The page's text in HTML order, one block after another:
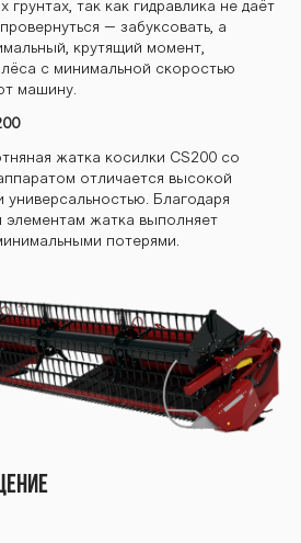
грунтах, так как гидравлика не даёт
– забуксовать, а
крутящий момент,
с минимальной скоростью
машину.
жатка косилки CS200 со
отличается высокой
универсальностью. Благодаря
жатка выполняет
потерями.